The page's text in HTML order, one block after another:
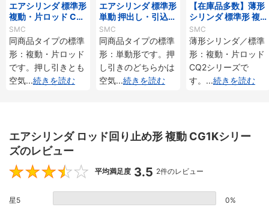
エアシリンダ 標準形
複動・片ロッド CG1
シリーズ
SMC
同商品タイプの標準
形：複動・片ロッド
です。押し引きとも
空気...続きを読む
エアシリンダ 標準形
単動 押出し・引込み
CG1シリーズ
SMC
同商品タイプの標準
形：単動形です。押
し引きのどちらかは
空気...続きを読む
【在庫品多数】薄形
シリンダ 標準形 複
動・片ロッド CQ2
シリーズ
SMC
薄形シリンダ／標準
形：複動・片ロッド
CQ2シリーズで
す。 ...続きを読む
エアシリンダ ロッド回り止め形 複動 CG1Kシリー
ズのレビュー
3.5
平均満足度 3.5 2件のレビュー
星5 0%